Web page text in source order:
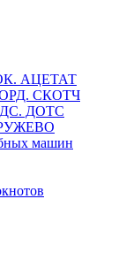
АЦЕТАТ
СКОТЧ
ДОТС
машин